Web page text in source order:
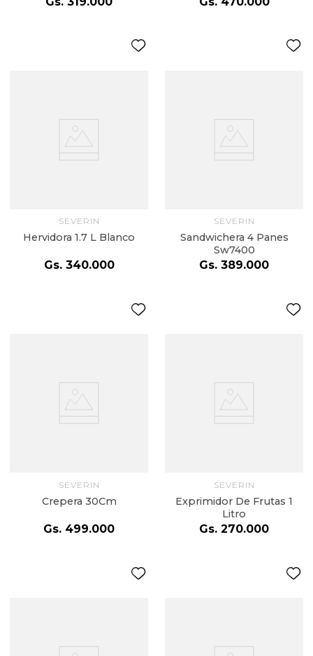
SEVERIN
Hervidora 1.7 L Blanco
Gs. 340.000
SEVERIN
Sandwichera 4 Panes
Sw7400
Gs. 389.000
SEVERIN
Crepera 30Cm
Gs. 499.000
SEVERIN
Exprimidor De Frutas 1
Litro
Gs. 270.000